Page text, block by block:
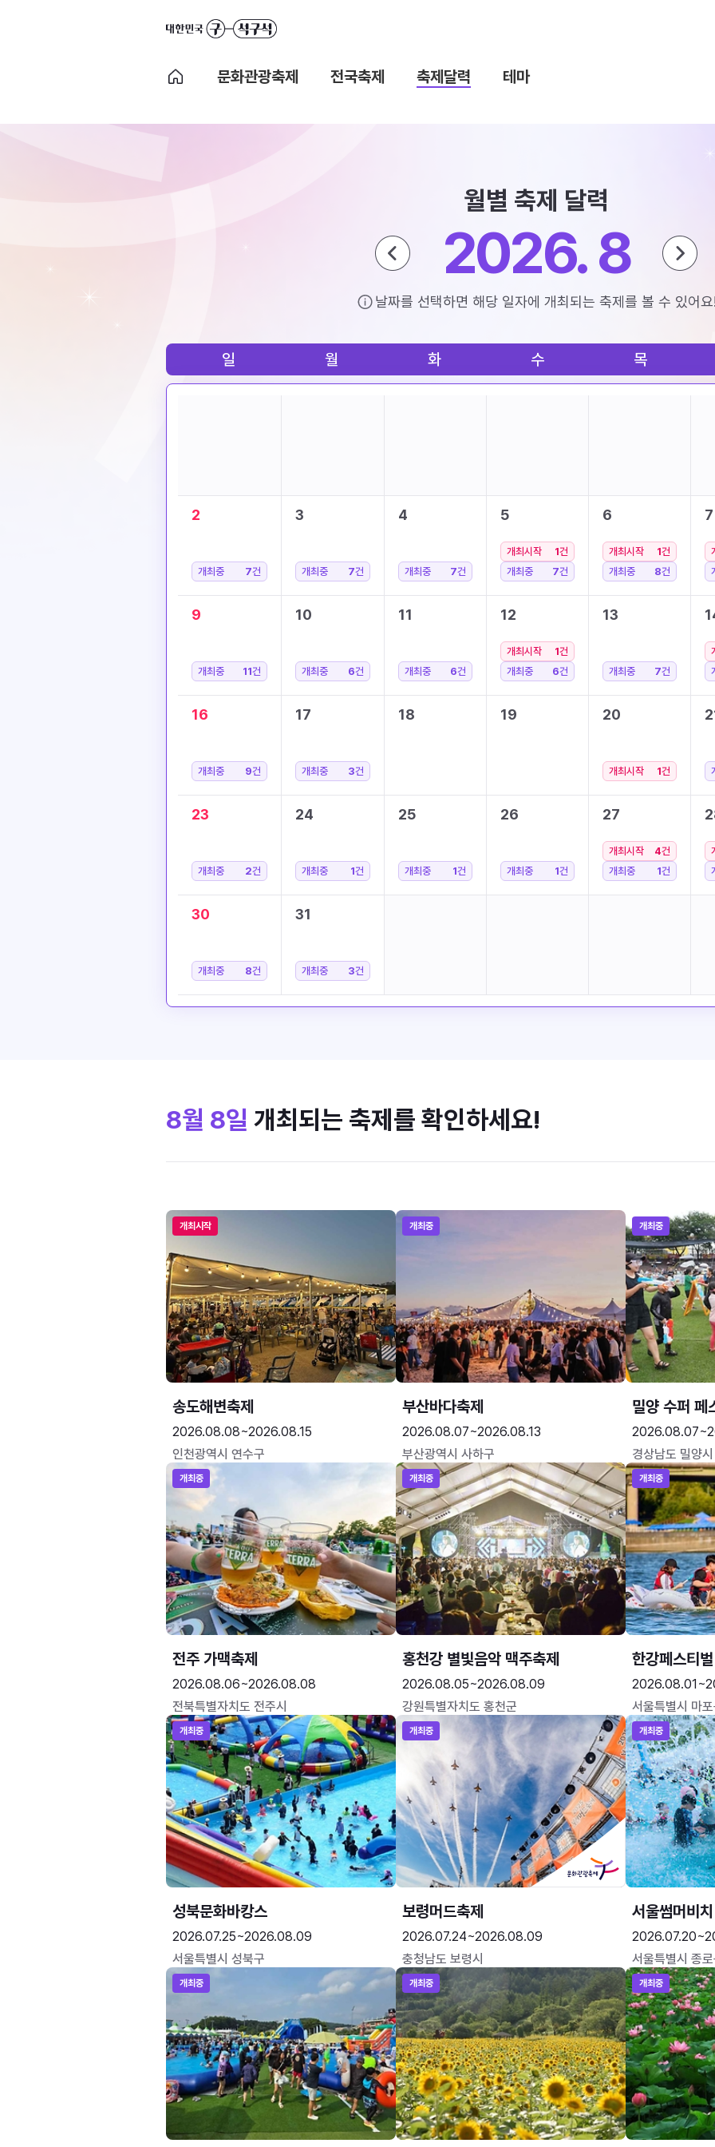
문화관광축제 전국축제 축제달력 테마
월별 축제 달력
2026. 8
날짜를 선택하면 해당 일자에 개최되는 축제를 볼 수 있어
일 월 화 수 목
2
개최중 7건
3
개최중 7건
4
개최중 7건
5
개최시작 1건
개최중
7건
6
개최시작 1건
개최중
8건
7
9
개최중 11건
10
개최중 6건
11
개최중 6건
12
개최시작 1건
개최중
6건
13
개최중 7건
16
개최중 9건
17
개최중 3건
18 19 20
개최시작 1건
23
개최중 2건
24
개최중 1건
25
개최중 1건
26
개최중 1건
27
개최시작 4건
개최중
1건
30
개최중 8건
31
개최중 3건
8월 8일 개최되는 축제를 확인하세요!
개최시작
송도해변축제
2026.08.08~2026.08.15
인천광역시 연수구
개최중
부산바다축제
2026.08.07~2026.08.13
부산광역시 사하구
개최중
밀양 수퍼 페
경상남도 밀양시
개최중
전주 가맥축제
2026.08.06~2026.08.08
전북특별자치도 전주시
개최중
홍천강 별빛음악 맥주축제
2026.08.05~2026.08.09
강원특별자치도 홍천군
개최중
한강페스티벌
서울특별시 마
개최중
성북문화바캉스
2026.07.25~2026.08.09
서울특별시 성북구
개최중
보령머드축제
2026.07.24~2026.08.09
충청남도 보령시
개최중
서울썸머비치
서울특별시 종
개최중 개최중 개최중